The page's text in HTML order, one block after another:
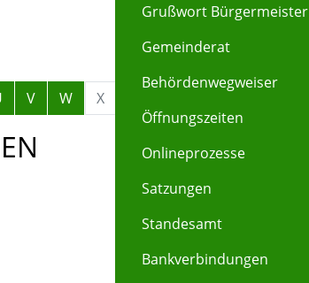
V W X
-
Grußwort Bürgermeister
Gemeinderat
Behördenwegweiser
Öffnungszeiten
Onlineprozesse
Satzungen
Standesamt
Bankverbindungen